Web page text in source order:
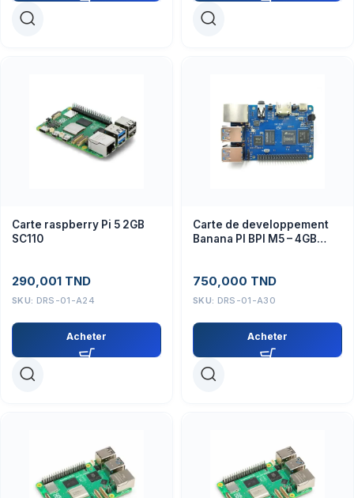
Carte raspberry Pi 5 2GB
SC110
290,001 TND
SKU: DRS-01-A24
Acheter
Carte de developpement
Banana PI BPI M5 – 4GB
750,000 TND
SKU: DRS-01-A30
Acheter